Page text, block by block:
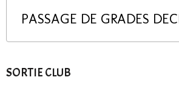
PASSAGE DE GRADES
SORTIE CLUB